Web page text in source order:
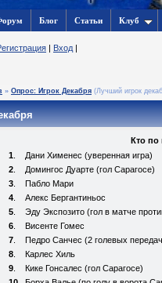
Блог Статьи Клуб
| Вход |
» Опрос: Игрок Декабря (Лучший игрок
Кто по
1. Дани Хименес (уверенная игра)
2. Домингос Дуарте (гол Сарагосе)
3. Пабло Мари
4. Алекс Бергантиньос
5. Эду Экспозито (гол в матче
6. Висенте Гомес
7. Педро Санчес (2 голевых
8. Карлес Хиль
9. Кике Гонсалес (гол Сарагосе)